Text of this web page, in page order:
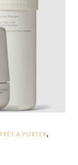
À-PORTER,